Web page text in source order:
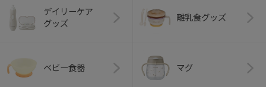
デイリーケア
グッズ
離乳食グッズ
ベビー食器 マグ